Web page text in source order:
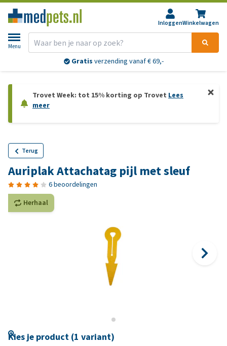
InloggenWinkelwagen
Menu
Gratis verzending vanaf € 69,-
Trovet Week: tot 15% korting op Trovet Lees
meer
Terug
Auriplak Attachatag pijl met sleuf
6 beoordelingen
Herhaal
Kies je product (1 variant)